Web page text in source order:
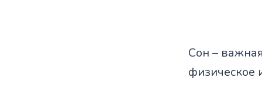
Сон –
физическое